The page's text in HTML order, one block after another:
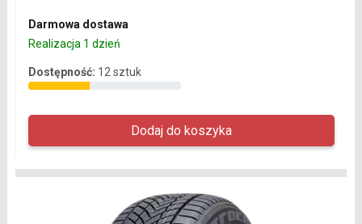
Darmowa dostawa
Realizacja 1 dzień
Dostępność: 12 sztuk